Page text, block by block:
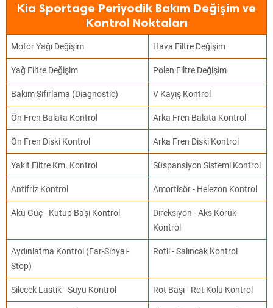
Kia Sportage Periyodik Bakım Değişim ve
Kontrol Noktaları
Motor Yağı Değişim Hava Filtre Değişim
Yağ Filtre Değişim Polen Filtre Değişim
Bakım Sıfırlama (Diagnostic) V Kayış Kontrol
Ön Fren Balata Kontrol Arka Fren Balata Kontrol
Ön Fren Diski Kontrol Arka Fren Diski Kontrol
Yakıt Filtre Km. Kontrol Süspansiyon Sistemi Kontrol
Antifriz Kontrol Amortisör - Helezon Kontrol
Akü Güç - Kutup Başı Kontrol
Direksiyon - Aks Körük
Kontrol
Aydınlatma Kontrol (Far-Sinyal-
Stop)
Rotil - Salıncak Kontrol
Silecek Lastik - Suyu Kontrol Rot Başı - Rot Kolu Kontrol